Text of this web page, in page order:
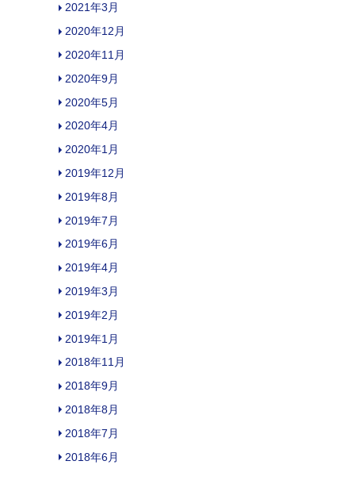
2021年3月
2020年12月
2020年11月
2020年9月
2020年5月
2020年4月
2020年1月
2019年12月
2019年8月
2019年7月
2019年6月
2019年4月
2019年3月
2019年2月
2019年1月
2018年11月
2018年9月
2018年8月
2018年7月
2018年6月